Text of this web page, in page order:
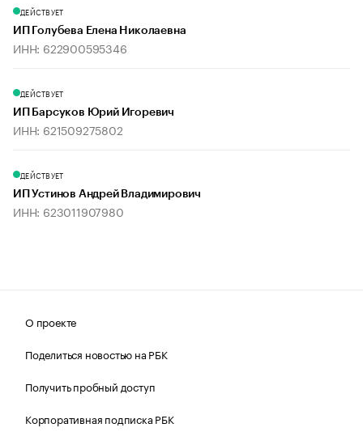
ДЕЙСТВУЕТ
ИП Голубева Елена Николаевна
ИНН: 622900595346
ДЕЙСТВУЕТ
ИП Барсуков Юрий Игоревич
ИНН: 621509275802
ДЕЙСТВУЕТ
ИП Устинов Андрей Владимирович
ИНН: 623011907980
О проекте
Поделиться новостью на РБК
Получить пробный доступ
Корпоративная подписка РБК